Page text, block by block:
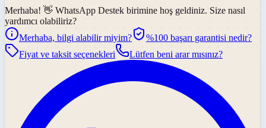
Merhaba! 👋 WhatsApp Destek birimine hoş geldiniz. Size nasıl
yardımcı olabiliriz?
Merhaba, bilgi alabilir miyim?
%100 başarı garantisi nedir?
Fiyat ve taksit seçenekleri
Lütfen beni arar mısınız?